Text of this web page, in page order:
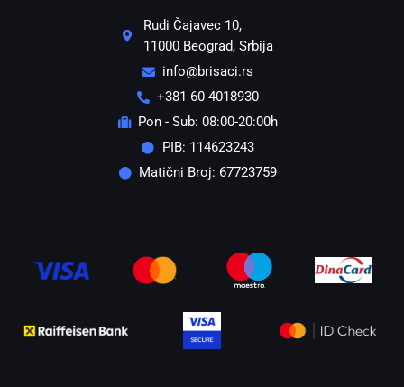
Rudi Čajavec 10,
11000 Beograd, Srbija
info@brisaci.rs
+381 60 4018930
Pon - Sub: 08:00-20:00h
PIB: 114623243
Matični Broj: 67723759